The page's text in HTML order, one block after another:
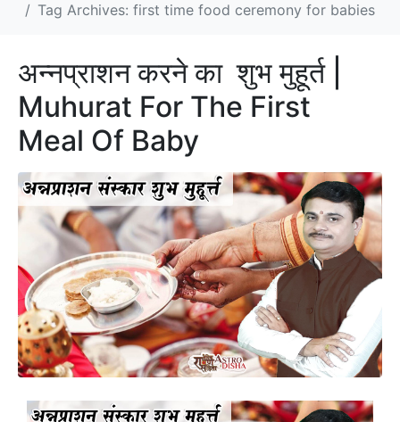
Tag Archives: first time food ceremony for babies
अन्नप्राशन करने का शुभ मुहूर्त |
Muhurat For The First
Meal Of Baby